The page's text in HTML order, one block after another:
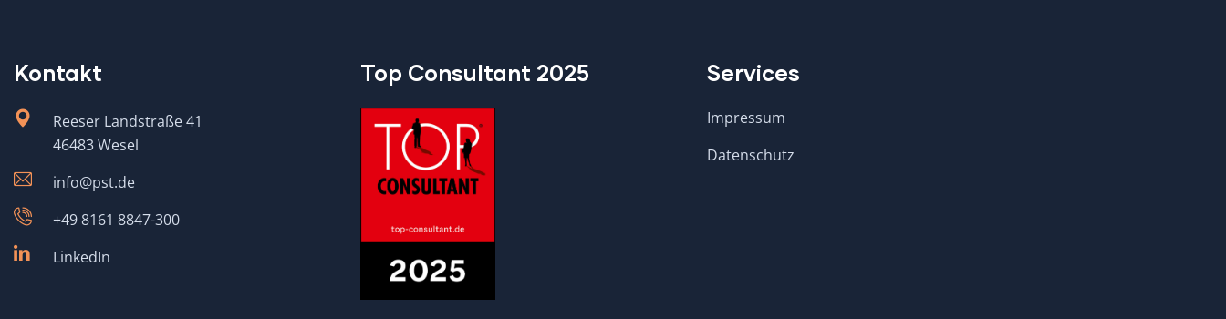
Kontakt
Reeser Landstraße 41
46483 Wesel
info@pst.de
+49 8161 8847-300
LinkedIn
Top Consultant 2025 Services
Impressum
Datenschutz